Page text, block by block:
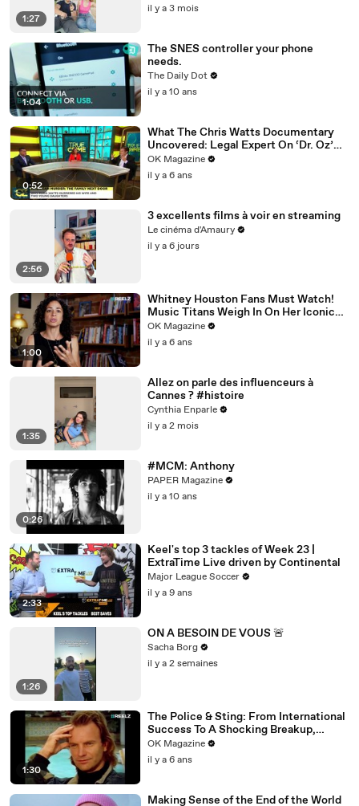
1:27
il y a 3 mois
1:04
The SNES controller your phone
needs.
The Daily Dot
il y a 10 ans
0:52
What The Chris Watts Documentary
Uncovered: Legal Expert On ‘Dr. Oz’
Has Theories
OK Magazine
il y a 6 ans
2:56
3 excellents films à voir en streaming
Le cinéma d'Amaury
il y a 6 jours
1:00
Whitney Houston Fans Must Watch!
Music Titans Weigh In On Her Iconic
Hits In REELZ Doc
OK Magazine
il y a 6 ans
1:35
Allez on parle des influenceurs à
Cannes ? #histoire
Cynthia Enparle
il y a 2 mois
0:26
#MCM: Anthony
PAPER Magazine
il y a 10 ans
2:33
Keel's top 3 tackles of Week 23 |
ExtraTime Live driven by Continental
Major League Soccer
il y a 9 ans
1:26
ON A BESOIN DE VOUS 🚨
Sacha Borg
il y a 2 semaines
1:30
The Police & Sting: From International
Success To A Shocking Breakup,
REELZ Doc Digs Deep: Watch
OK Magazine
il y a 6 ans
Making Sense of the End of the World